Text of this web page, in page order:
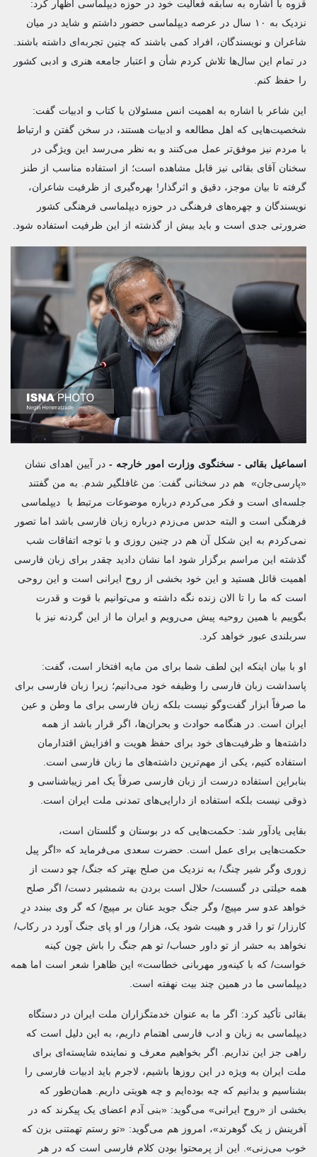
قزوه با اشاره به سابقه فعالیت خود در حوزه دیپلماسی اظهار کرد:
نزدیک به ۱۰ سال در عرصه دیپلماسی حضور داشتم و شاید در میان
شاعران و نویسندگان، افراد کمی باشند که چنین تجربه‌ای داشته باشند.
در تمام این سال‌ها تلاش کردم شأن و اعتبار جامعه هنری و ادبی کشور
را حفظ کنم.
این شاعر با اشاره به اهمیت انس مسئولان با کتاب و ادبیات گفت:
شخصیت‌هایی که اهل مطالعه و ادبیات هستند، در سخن گفتن و ارتباط
با مردم نیز موفق‌تر عمل می‌کنند و به نظر می‌رسد این ویژگی در
سخنان آقای بقائی نیز قابل مشاهده است؛ از استفاده مناسب از طنز
گرفته تا بیان موجز، دقیق و اثرگذار! بهره‌گیری از ظرفیت شاعران،
نویسندگان و چهره‌های فرهنگی در حوزه دیپلماسی فرهنگی کشور
ضرورتی جدی است و باید بیش از گذشته از این ظرفیت استفاده شود.
اسماعیل بقائی - سخنگوی وزارت امور خارجه - در آیین اهدای نشان
«پارسی‌جان» هم در سخنانی گفت: من غافلگیر شدم. به من گفتند
جلسه‌ای است و فکر می‌کردم درباره موضوعات مرتبط با دیپلماسی
فرهنگی است و البته حدس می‌زدم درباره زبان فارسی باشد اما تصور
نمی‌کردم به این شکل آن هم در چنین روزی و با توجه اتفاقات شب
گذشته این مراسم برگزار شود اما نشان دادید چقدر برای زبان فارسی
اهمیت قائل هستید و این خود بخشی از روح ایرانی است و این روحی
است که ما را تا الان زنده نگه داشته و می‌توانیم با قوت و قدرت
بگوییم با همین روحیه پیش می‌رویم و ایران ما از این گردنه نیز با
سربلندی عبور خواهد کرد.
او با بیان اینکه این لطف شما برای من مایه افتخار است، گفت:
پاسداشت زبان فارسی را وظیفه خود می‌دانیم؛ زیرا زبان فارسی برای
ما صرفاً ابزار گفت‌وگو نیست بلکه زبان فارسی برای ما وطن و عین
ایران است. در هنگامه حوادث و بحران‌ها، اگر قرار باشد از همه
داشته‌ها و ظرفیت‌های خود برای حفظ هویت‌ و افزایش اقتدارمان
استفاده کنیم، یکی از مهم‌ترین داشته‌های ما زبان فارسی است.
بنابراین استفاده درست از زبان فارسی صرفاً یک امر زیباشناسی و
ذوقی نیست بلکه استفاده از دارایی‌های تمدنی ملت ایران است.
بقایی یادآور شد: حکمت‌هایی که در بوستان و گلستان است،
حکمت‌هایی برای عمل است. حضرت سعدی می‌فرماید که «اگر پیل
زوری وگر شیر چنگ/ به نزدیک من صلح بهتر که جنگ/ چو دست از
همه حیلتی در گسست/ حلال است بردن به شمشیر دست/ اگر صلح
خواهد عدو سر مپیچ/ وگر جنگ جوید عنان بر مپیچ/ که گر وی ببندد درِ
کارزار/ تو را قدر و هیبت شود یک، هزار/ ور او پای جنگ آورد در رکاب/
نخواهد به حشر از تو داور حساب/ تو هم جنگ را باش چون کینه
خواست/ که با کینه‌ور مهربانی خطاست» این ظاهرا شعر است اما همه
دیپلماسی ما در همین چند بیت نهفته است.
بقائی تأکید کرد: اگر ما به‌ عنوان خدمتگزاران ملت ایران در دستگاه
دیپلماسی به زبان و ادب فارسی اهتمام داریم، به این دلیل است که
راهی جز این نداریم. اگر بخواهیم معرف و نماینده شایسته‌ای برای
ملت ایران به‌ ویژه در این روزها باشیم، لاجرم باید ادبیات فارسی را
بشناسیم و بدانیم که چه بوده‌ایم و چه هویتی داریم. همان‌طور که
بخشی از «روح ایرانی» می‌گوید: «بنی آدم اعضای یک پیکرند که در
آفرینش ز یک گوهرند»، امروز هم می‌گوید: «تو رستم تهمتنی بزن که
خوب می‌زنی». این از پرمحتوا بودن کلام فارسی است که در هر